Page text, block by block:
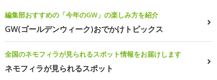
編集部おすすめの「今年のGW」の楽しみ方を紹介
GW(ゴールデンウィーク)おでかけトピックス
全国のネモフィラが見られるスポット情報をお届けします
ネモフィラが見られるスポット